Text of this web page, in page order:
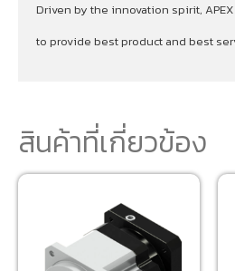
Driven by the innovation spirit,
to provide best product and best
สินค้าที่เกี่ยวข้อง